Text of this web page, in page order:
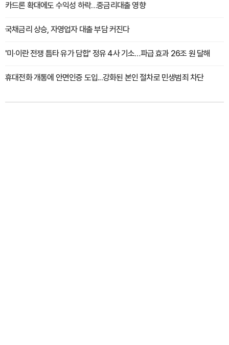
카드론 확대에도 수익성 하락…중금리대출 영향
국채금리 상승, 자영업자 대출 부담 커진다
'미·이란 전쟁 틈타 유가 담합' 정유 4사 기소…파급 효과 26조 원 달해
휴대전화 개통에 안면인증 도입...강화된 본인 절차로 민생범죄 차단